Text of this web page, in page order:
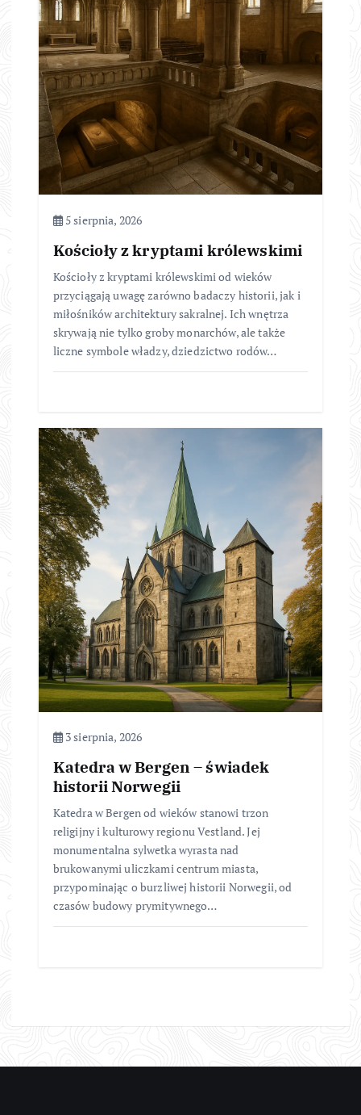
5 sierpnia, 2026
Kościoły z kryptami królewskimi
Kościoły z kryptami królewskimi od wieków
przyciągają uwagę zarówno badaczy historii, jak i
miłośników architektury sakralnej. Ich wnętrza
skrywają nie tylko groby monarchów, ale także
liczne symbole władzy, dziedzictwo rodów…
3 sierpnia, 2026
Katedra w Bergen – świadek
historii Norwegii
Katedra w Bergen od wieków stanowi trzon
religijny i kulturowy regionu Vestland. Jej
monumentalna sylwetka wyrasta nad
brukowanymi uliczkami centrum miasta,
przypominając o burzliwej historii Norwegii, od
czasów budowy prymitywnego…